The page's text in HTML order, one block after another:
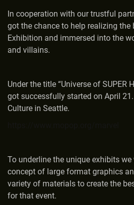
In cooperation with our trustful
got the chance to help realizing the
Exhibition and immersed into the
and villains.
Under the title “Universe of SUPER
got successfully started on April
Culture in Seattle.
To underline the unique exhibits
concept of large format graphics
variety of materials to create the
for that event.